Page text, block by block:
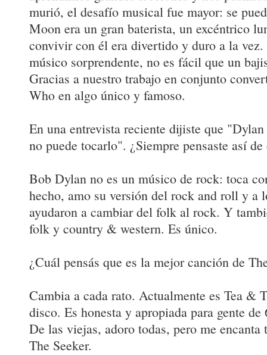
murió, el desafío musical fue mayor: se
Moon era un gran baterista, un excéntrico
convivir con él era divertido y duro a la vez.
músico sorprendente, no es fácil que un
Gracias a nuestro trabajo en conjunto
Who en algo único y famoso.
En una entrevista reciente dijiste que
no puede tocarlo". ¿Siempre pensaste así de
Bob Dylan no es un músico de rock: toca
hecho, amo su versión del rock and roll y a
ayudaron a cambiar del folk al rock. Y
folk y country & western. Es único.
¿Cuál pensás que es la mejor canción de
Cambia a cada rato. Actualmente es Tea &
disco. Es honesta y apropiada para gente
De las viejas, adoro todas, pero me encanta
The Seeker.